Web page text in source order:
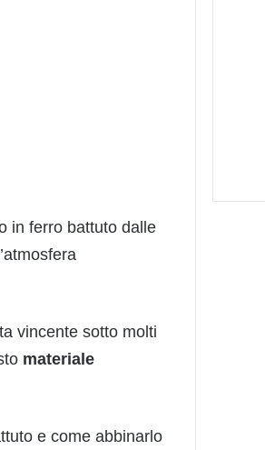
in ferro battuto dalle
vincente sotto molti
materiale
e come abbinarlo